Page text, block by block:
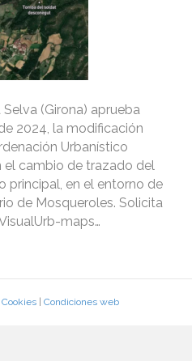
(Girona) aprueba
2024, la modificación
Urbanístico
el cambio de trazado del
principal, en el entorno de
de Mosqueroles. Solicita
maps…
Cookies| Condiciones web